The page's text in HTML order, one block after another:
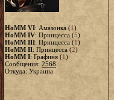
HoMM VI: Амазонка (1)
HoMM IV: Принцесса (5)
HoMM III: Принцесса (1)
HoMM II: Принцесса (2)
HoMM I: Графиня (1)
Сообщения: 2568
Откуда: Украина